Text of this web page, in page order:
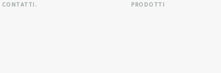
CONTATTI. PRODOTTI